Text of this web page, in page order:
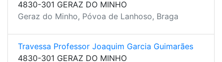
4830-301 GERAZ DO MINHO
Geraz do Minho, Póvoa de Lanhoso, Braga
Travessa Professor Joaquim Garcia Guimarães
4830-301 GERAZ DO MINHO